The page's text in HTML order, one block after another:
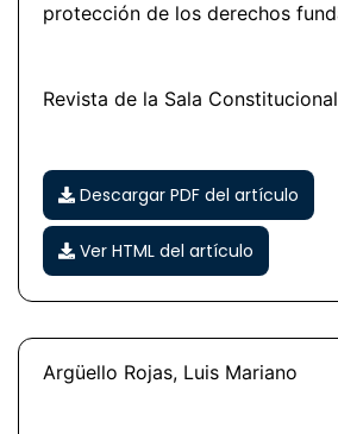
protección de los derechos
Revista de la Sala
Descargar PDF del artículo
Ver HTML del artículo
Argüello Rojas, Luis Mariano